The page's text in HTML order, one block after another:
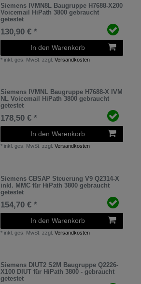
Siemens IVMN8L Baugruppe H7688-X200
Voicemail HiPath 3800 gebraucht
getestet
130,90 € *
In den Warenkorb
* inkl. ges. MwSt. zzgl.Versandkosten
Siemens IVMNL Baugruppe H7688-X IVM
NL Voicemail HiPath 3800 gebraucht
getestet
178,50 € *
In den Warenkorb
* inkl. ges. MwSt. zzgl.Versandkosten
Siemens CBSAP Steuerung V9 Q2314-X
inkl. MMC für HiPath 3800 gebraucht
getestet
154,70 € *
In den Warenkorb
* inkl. ges. MwSt. zzgl.Versandkosten
Siemens DIUT2 S2M Baugruppe Q2226-
X100 DIUT für HiPath 3800 - gebraucht
getestet